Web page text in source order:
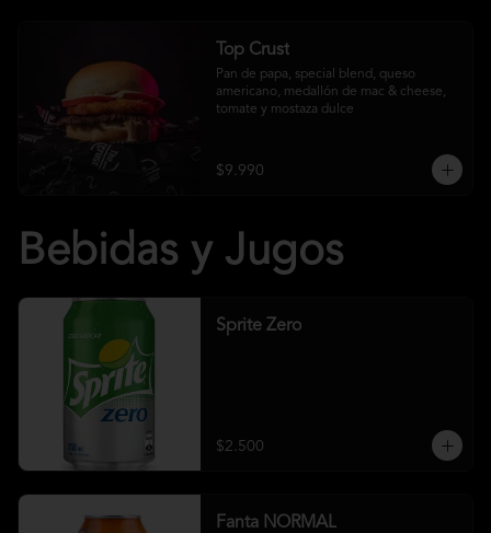
Top Crust
Pan de papa, special blend, queso
americano, medallón de mac & cheese,
tomate y mostaza dulce
$9.990
Bebidas y Jugos
Sprite Zero
$2.500
Fanta NORMAL